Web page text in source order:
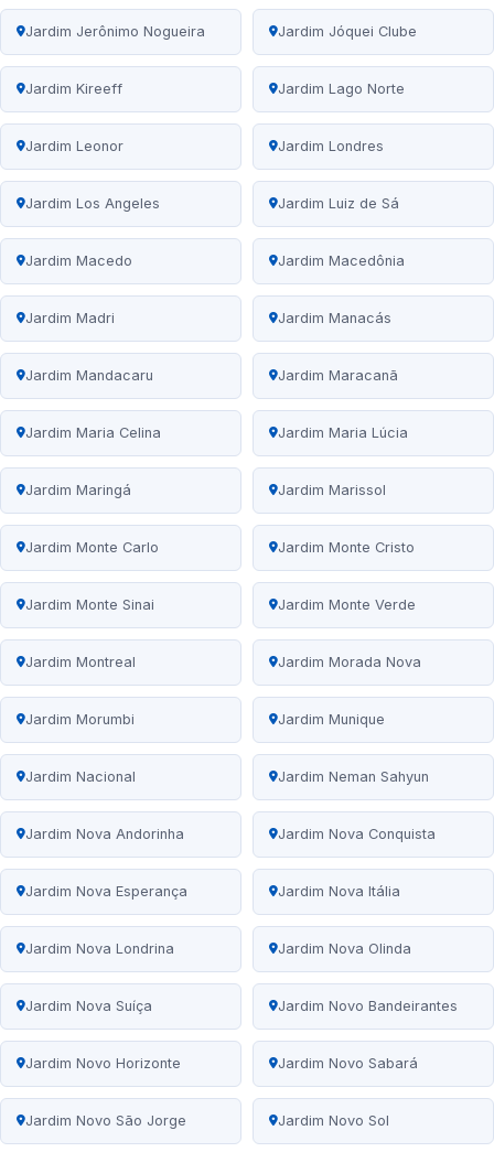
Jardim Jerônimo Nogueira Jardim Jóquei Clube
Jardim Kireeff Jardim Lago Norte
Jardim Leonor Jardim Londres
Jardim Los Angeles Jardim Luiz de Sá
Jardim Macedo Jardim Macedônia
Jardim Madri Jardim Manacás
Jardim Mandacaru Jardim Maracanã
Jardim Maria Celina Jardim Maria Lúcia
Jardim Maringá Jardim Marissol
Jardim Monte Carlo Jardim Monte Cristo
Jardim Monte Sinai Jardim Monte Verde
Jardim Montreal Jardim Morada Nova
Jardim Morumbi Jardim Munique
Jardim Nacional Jardim Neman Sahyun
Jardim Nova Andorinha Jardim Nova Conquista
Jardim Nova Esperança Jardim Nova Itália
Jardim Nova Londrina Jardim Nova Olinda
Jardim Nova Suíça Jardim Novo Bandeirantes
Jardim Novo Horizonte Jardim Novo Sabará
Jardim Novo São Jorge Jardim Novo Sol